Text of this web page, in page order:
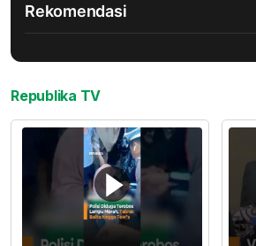
Rekomendasi
Republika TV